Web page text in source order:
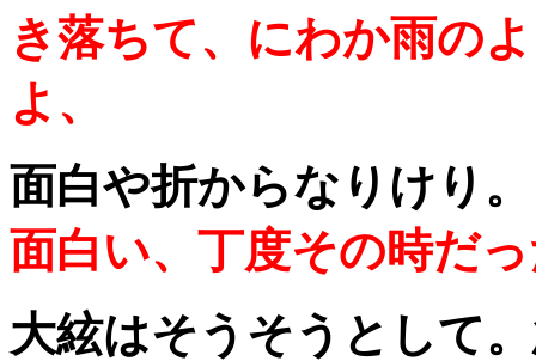
き落ちて、にわか雨の
よ、
面白や折からなりけり。
面白い、丁度その時だ
大絃はそうそうとして